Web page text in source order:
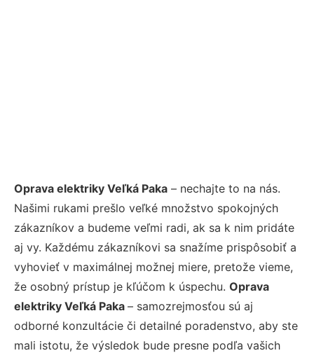
Oprava elektriky Veľká Paka – nechajte to na nás.
Našimi rukami prešlo veľké množstvo spokojných
zákazníkov a budeme veľmi radi, ak sa k nim pridáte
aj vy. Každému zákazníkovi sa snažíme prispôsobiť a
vyhovieť v maximálnej možnej miere, pretože vieme,
že osobný prístup je kľúčom k úspechu. Oprava
elektriky Veľká Paka – samozrejmosťou sú aj
odborné konzultácie či detailné poradenstvo, aby ste
mali istotu, že výsledok bude presne podľa vašich